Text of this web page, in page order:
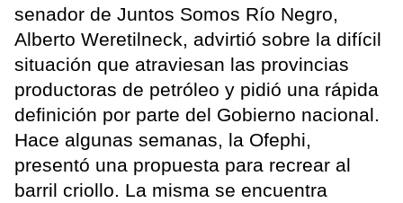
senador de Juntos Somos Río Negro,
Alberto Weretilneck, advirtió sobre la difícil
situación que atraviesan las provincias
productoras de petróleo y pidió una rápida
definición por parte del Gobierno nacional.
Hace algunas semanas, la Ofephi,
presentó una propuesta para recrear al
barril criollo. La misma se encuentra